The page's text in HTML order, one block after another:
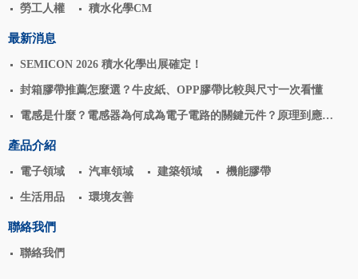
勞工人權 積水化學CM
最新消息
SEMICON 2026 積水化學出展確定！
封箱膠帶推薦怎麼選？牛皮紙、OPP膠帶比較與尺寸一次看懂
電感是什麼？電感器為何成為電子電路的關鍵元件？原理到應用
產品介紹
電子領域 汽車領域 建築領域 機能膠帶
生活用品 環境友善
聯絡我們
聯絡我們